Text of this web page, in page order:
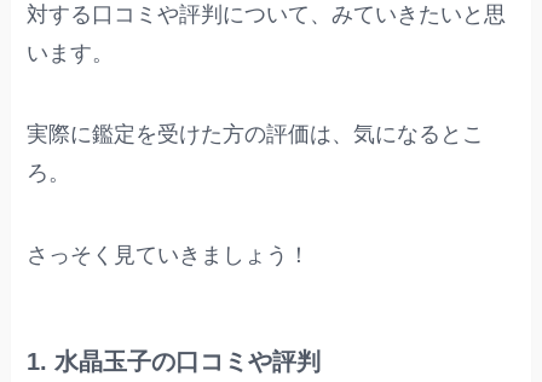
対する口コミや評判について、みていきたいと思
います。
実際に鑑定を受けた方の評価は、気になるとこ
ろ。
さっそく見ていきましょう！
1. 水晶玉子の口コミや評判